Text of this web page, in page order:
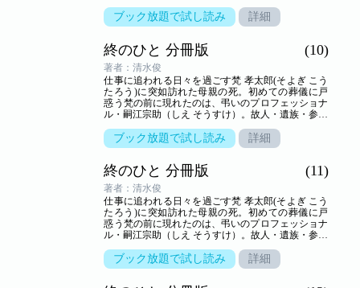
世界を新鋭が描き出す――命の終わりのヒューマン
ドラマ。
ブック放題で試し読み 詳細
終のひと 分冊版 (10)
著者：清水俊
仕事に追われる日々を過ごす梵 孝太郎(そよぎ こう
たろう)に突如訪れた母親の死。初めての葬儀に戸
惑う梵の前に現れたのは、弔いのプロフェッショナ
ル・嗣江宗助（しえ そうすけ）。故人・遺族・参列
世界を新鋭が描き出す――命の終わりのヒューマン
ドラマ。
ブック放題で試し読み 詳細
終のひと 分冊版 (11)
著者：清水俊
仕事に追われる日々を過ごす梵 孝太郎(そよぎ こう
たろう)に突如訪れた母親の死。初めての葬儀に戸
惑う梵の前に現れたのは、弔いのプロフェッショナ
ル・嗣江宗助（しえ そうすけ）。故人・遺族・参列
世界を新鋭が描き出す――命の終わりのヒューマン
ドラマ。
ブック放題で試し読み 詳細